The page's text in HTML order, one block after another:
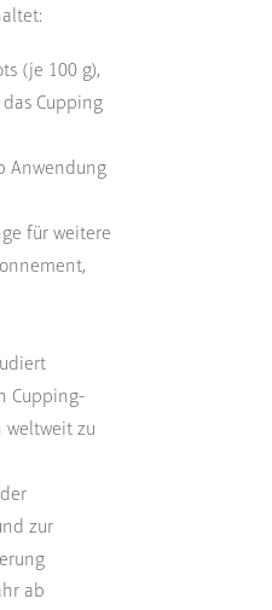
(je 100 g),
Cupping
Anwendung
für weitere
Cupping-
weltweit zu
zur
ab